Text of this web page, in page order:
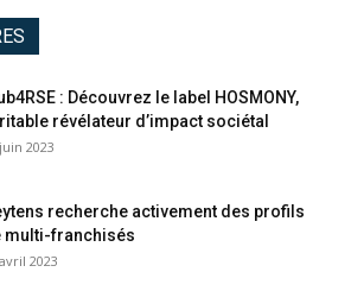
: Découvrez le label HOSMONY,
révélateur d’impact sociétal
2023
recherche activement des profils
multi-franchisés
2023